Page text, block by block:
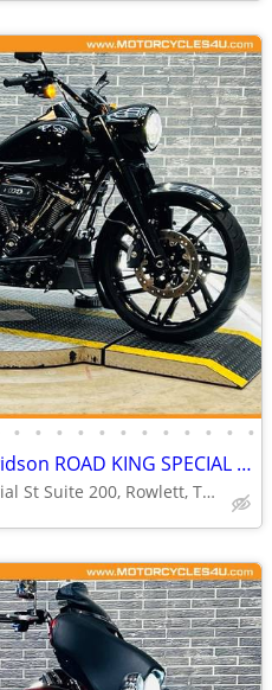
• • • • • • • • • • • •
$334/mo - 2021 Harley-Davidson ROAD KING SPECIAL FLHRXS
4210 Industrial St Suite 200, Rowlett, TX 75088